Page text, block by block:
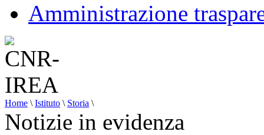
Amministrazione
Home \ Istituto \ Storia \
Notizie in evidenza